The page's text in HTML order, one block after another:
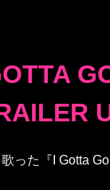
った『I Gotta